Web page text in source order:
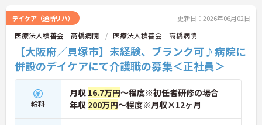
デイケア（通所リハ） 更新日：2026年06月02日
医療法人積善会 高橋病院 医療法人積善会 高橋病院
【大阪府／貝塚市】未経験、ブランク可♪病院に
併設のデイケアにて介護職の募集＜正社員＞
給料
月収 16.7万円～程度※初任者研修の場合
年収 200万円～程度※月収×12ヶ月